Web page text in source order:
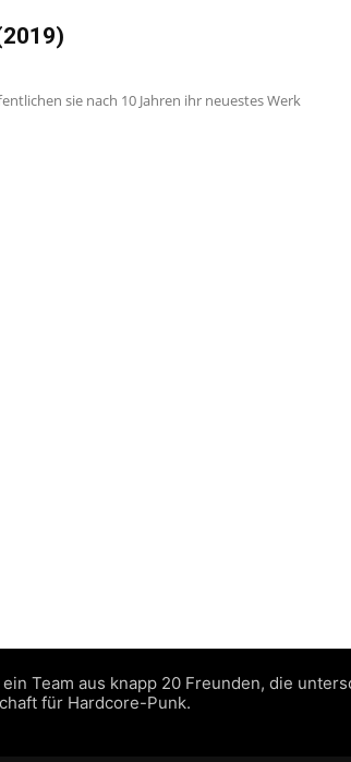
sie nach 10 Jahren ihr neuestes Werk
Team aus knapp 20 Freunden, die
für Hardcore-Punk.